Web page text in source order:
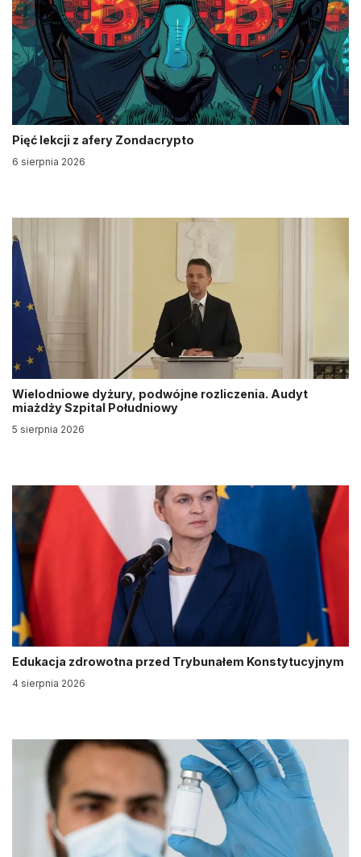
Pięć lekcji z afery Zondacrypto
6 sierpnia 2026
Wielodniowe dyżury, podwójne rozliczenia. Audyt
miażdży Szpital Południowy
5 sierpnia 2026
Edukacja zdrowotna przed Trybunałem Konstytucyjnym
4 sierpnia 2026